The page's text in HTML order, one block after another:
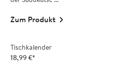
Zum Produkt
Tischkalender
18,99€*